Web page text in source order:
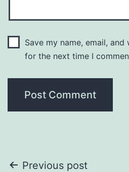
Save my name, email,
for the next time I
Previous post